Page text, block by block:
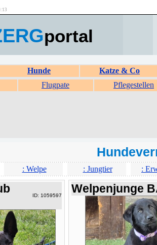
portal
Hunde
Katze & Co
Flugpate Pflegestellen
: Welpe : Jungtier :
ID: 1059597
Welpenjunge